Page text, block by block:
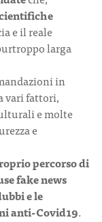
e il reale
larga
in
vari fattori,
e molte
e
percorso di
fake news
e le
anti-Covid19.